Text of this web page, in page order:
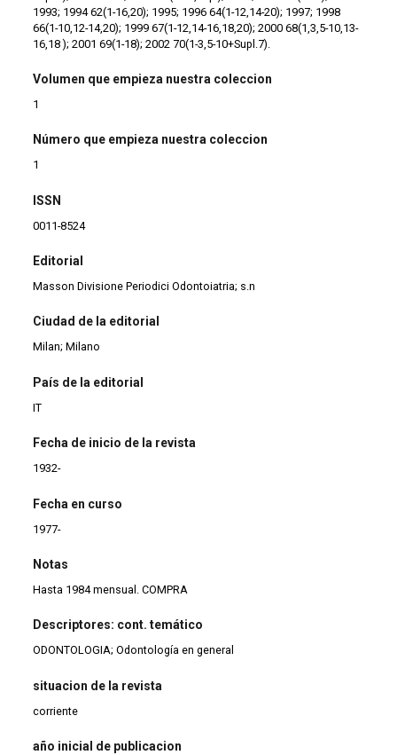
1993; 1994 62(1-16,20); 1995; 1996 64(1-12,14-20); 1997; 1998
66(1-10,12-14,20); 1999 67(1-12,14-16,18,20); 2000 68(1,3,5-10,13-
16,18 ); 2001 69(1-18); 2002 70(1-3,5-10+Supl.7).
Volumen que empieza nuestra coleccion
1
Número que empieza nuestra coleccion
1
ISSN
0011-8524
Editorial
Masson Divisione Periodici Odontoiatria; s.n
Ciudad de la editorial
Milan; Milano
País de la editorial
IT
Fecha de inicio de la revista
1932-
Fecha en curso
1977-
Notas
Hasta 1984 mensual. COMPRA
Descriptores: cont. temático
ODONTOLOGIA; Odontología en general
situacion de la revista
corriente
año inicial de publicacion